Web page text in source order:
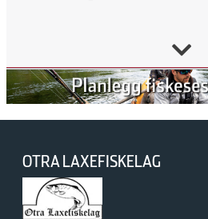
Forskning, kunnskap, handling
Tanaelva: Nesten all laks dør
OTRA LAXEFISKELAG